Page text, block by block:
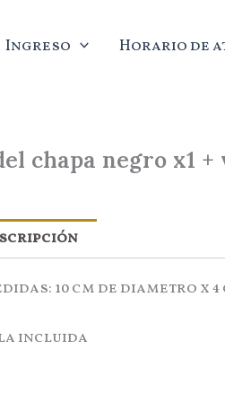
Ingreso Horario de
chapa negro x1 +
10 cm de diametro x
incluida